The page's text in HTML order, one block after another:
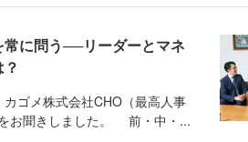
に問う──リーダーとマネ
ゴメ株式会社CHO（最高人事
お聞きしました。 前・中・...